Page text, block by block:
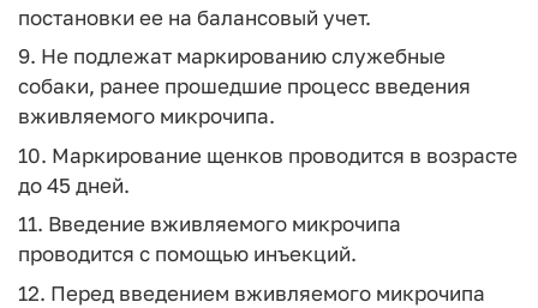
постановки ее на балансовый учет.
9. Не подлежат маркированию служебные
собаки, ранее прошедшие процесс введения
вживляемого микрочипа.
10. Маркирование щенков проводится в возрасте
до 45 дней.
11. Введение вживляемого микрочипа
проводится с помощью инъекций.
12. Перед введением вживляемого микрочипа